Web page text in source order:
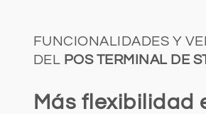
FUNCIONALIDADES Y
DEL POS TERMINAL DE
Más flexibilidad